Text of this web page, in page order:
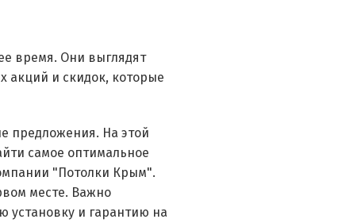
время. Они выглядят
акций и скидок, которые
предложения. На этой
самое оптимальное
"Потолки Крым".
месте. Важно
установку и гарантию на